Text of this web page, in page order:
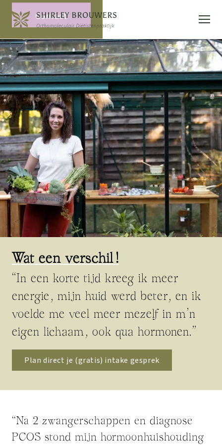
Contact
Wat een verschil!
“In een korte tijd kreeg ik meer
energie, mijn huid werd beter, en ik
voelde me veel meer mezelf in m’n
eigen lichaam, ook qua hormonen.”
Plan direct je (gratis) intake gesprek
“Na 2 zwangerschappen en diagnose
PCOS stond mijn hormoonhuishouding